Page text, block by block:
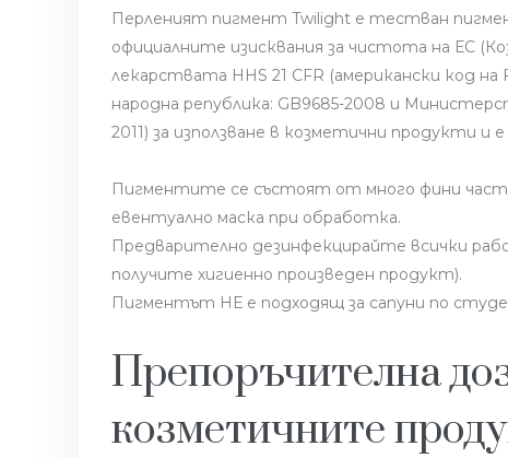
Перленият пигмент Twilight е тестван
официалните изисквания за чистота на ЕС
лекарствата HHS 21 CFR (американски код
народна република: GB9685-2008 и
2011) за използване в козметични продукти и
Пигментите се състоят от много фини
евентуално маска при обработка.
Предварително дезинфекцирайте всички
получите хигиенно произведен продукт).
Пигментът НЕ е подходящ за сапуни по
Препоръчителна
козметичните